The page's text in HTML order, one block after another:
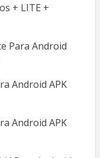
+ LITE +
Para Android
Android APK
Android APK